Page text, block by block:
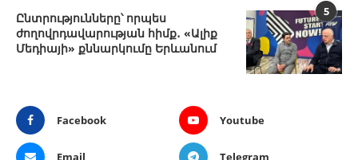
5
Ընտրությունները՝ որպես
ժողովրդավարության հիմք․ «Ալիք
Մեդիայի» քննարկումը Երևանում
Facebook Youtube
Email Telegram